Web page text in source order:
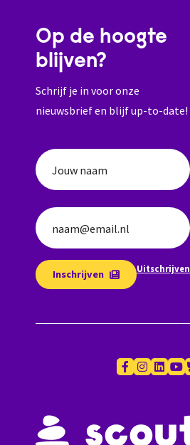
Op de hoogte
blijven?
Schrijf je in voor onze
nieuwsbrief en blijf up-to-date!
Jouw naam
naam@email.nl
Inschrijven Uitschrijven